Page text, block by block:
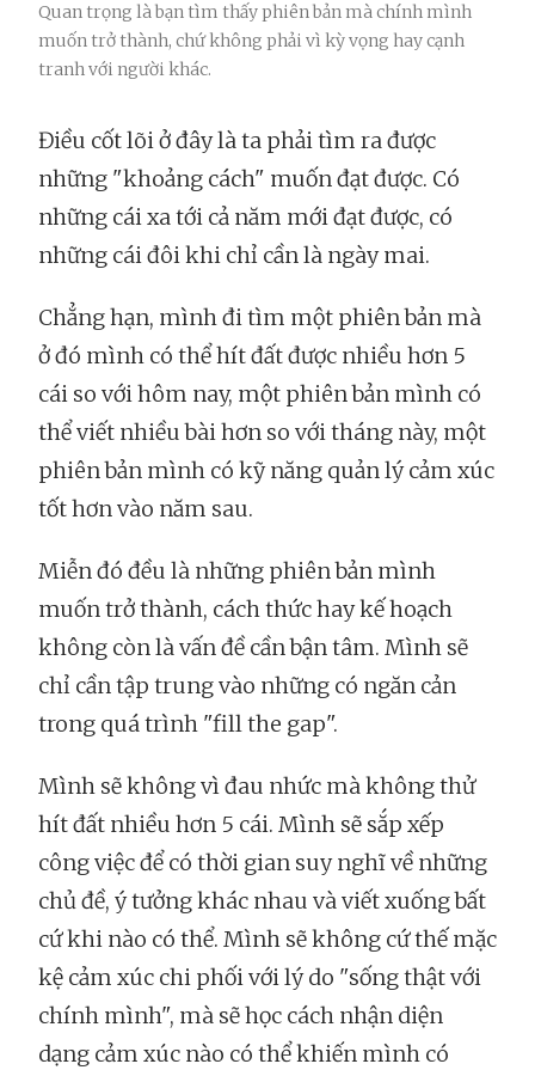
Quan trọng là bạn tìm thấy phiên bản mà chính mình
muốn trở thành, chứ không phải vì kỳ vọng hay cạnh
tranh với người khác.
Điều cốt lõi ở đây là ta phải tìm ra được
những "khoảng cách" muốn đạt được. Có
những cái xa tới cả năm mới đạt được, có
những cái đôi khi chỉ cần là ngày mai.
Chẳng hạn, mình đi tìm một phiên bản mà
ở đó mình có thể hít đất được nhiều hơn 5
cái so với hôm nay, một phiên bản mình có
thể viết nhiều bài hơn so với tháng này, một
phiên bản mình có kỹ năng quản lý cảm xúc
tốt hơn vào năm sau.
Miễn đó đều là những phiên bản mình
muốn trở thành, cách thức hay kế hoạch
không còn là vấn đề cần bận tâm. Mình sẽ
chỉ cần tập trung vào những có ngăn cản
trong quá trình "fill the gap".
Mình sẽ không vì đau nhức mà không thử
hít đất nhiều hơn 5 cái. Mình sẽ sắp xếp
công việc để có thời gian suy nghĩ về những
chủ đề, ý tưởng khác nhau và viết xuống bất
cứ khi nào có thể. Mình sẽ không cứ thế mặc
kệ cảm xúc chi phối với lý do "sống thật với
chính mình", mà sẽ học cách nhận diện
dạng cảm xúc nào có thể khiến mình có